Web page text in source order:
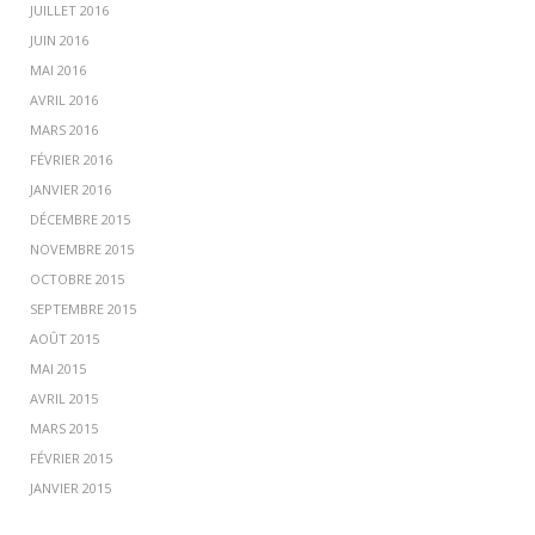
JUILLET 2016
JUIN 2016
MAI 2016
AVRIL 2016
MARS 2016
FÉVRIER 2016
JANVIER 2016
DÉCEMBRE 2015
NOVEMBRE 2015
OCTOBRE 2015
SEPTEMBRE 2015
AOÛT 2015
MAI 2015
AVRIL 2015
MARS 2015
FÉVRIER 2015
JANVIER 2015